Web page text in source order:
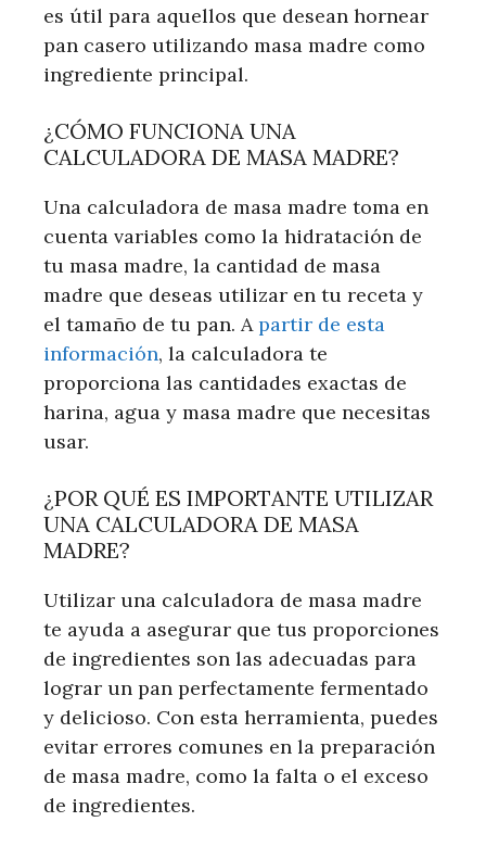
es útil para aquellos que desean hornear
pan casero utilizando masa madre como
ingrediente principal.
¿CÓMO FUNCIONA UNA
CALCULADORA DE MASA MADRE?
Una calculadora de masa madre toma en
cuenta variables como la hidratación de
tu masa madre, la cantidad de masa
madre que deseas utilizar en tu receta y
el tamaño de tu pan. Apartir de esta
información, la calculadora te
proporciona las cantidades exactas de
harina, agua y masa madre que necesitas
usar.
¿POR QUÉ ES IMPORTANTE UTILIZAR
UNA CALCULADORA DE MASA
MADRE?
Utilizar una calculadora de masa madre
te ayuda a asegurar que tus proporciones
de ingredientes son las adecuadas para
lograr un pan perfectamente fermentado
y delicioso. Con esta herramienta, puedes
evitar errores comunes en la preparación
de masa madre, como la falta o el exceso
de ingredientes.